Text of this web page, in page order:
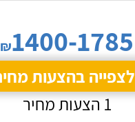
₪1400-1785
לצפייה בהצעות
1 הצעות מחיר